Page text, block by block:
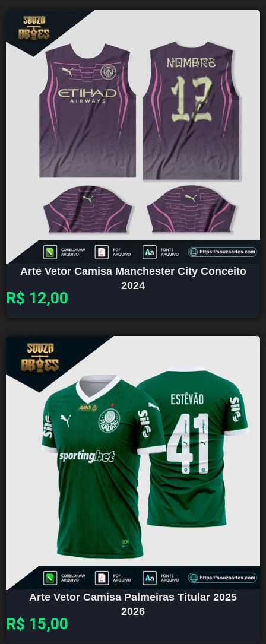
Arte Vetor Camisa Manchester City Conceito
2024
R$ 12,00
Arte Vetor Camisa Palmeiras Titular 2025
2026
R$ 15,00